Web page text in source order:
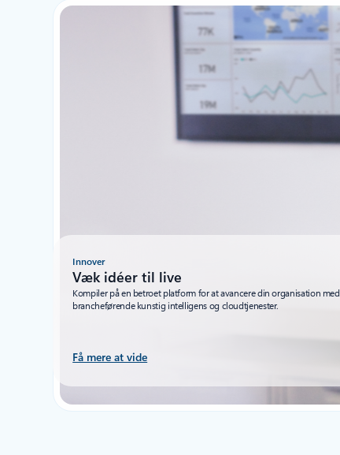
Innover
Væk idéer til live
Kompiler på en betroet platform for at avancere din organisation med
brancheførende kunstig intelligens og cloudtjenester.
Få mere at vide